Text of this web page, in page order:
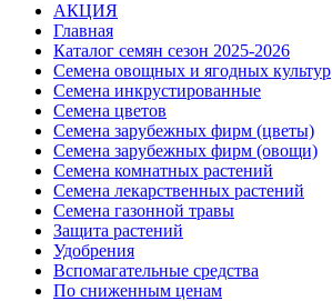
АКЦИЯ
Главная
Каталог семян сезон 2025-2026
Семена овощных и ягодных культур
Семена инкрустированные
Семена цветов
Семена зарубежных фирм (цветы)
Семена зарубежных фирм (овощи)
Семена комнатных растений
Семена лекарственных растений
Семена газонной травы
Защита растений
Удобрения
Вспомагательные средства
По сниженным ценам